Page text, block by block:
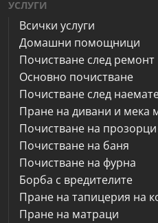
УСЛУГИ
Всички услуги
Домашни помощници
Почистване след ремонт
Основно почистване
Почистване след
Пране на дивани и мека
Почистване на прозорци
Почистване на баня
Почистване на фурна
Борба с вредителите
Пране на тапицерия на
Пране на матраци